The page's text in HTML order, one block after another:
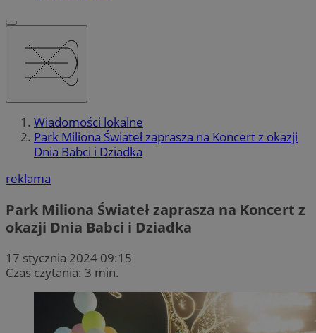
Wiadomości lokalne
Park Miliona Świateł zaprasza na Koncert z okazji
Dnia Babci i Dziadka
reklama
Park Miliona Świateł zaprasza na Koncert z
okazji Dnia Babci i Dziadka
17 stycznia 2024 09:15
Czas czytania: 3 min.